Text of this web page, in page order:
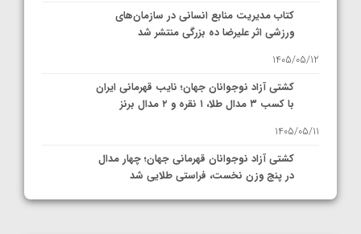
کتاب مدیریت منابع انسانی در سازمان‌های
ورزشی اثر علیرضا ده بزرگی منتشر شد
1405/05/12
کشتی آزاد نوجوانان جهان؛ نایب قهرمانی ایران
با کسب ۳ مدال طلا، ۱ نقره و ۲ مدال برنز
1405/05/11
کشتی آزاد نوجوانان قهرمانی جهان؛ چهار مدال
در پنج وزن نخست، فراستی طلایی شد
1405/05/11